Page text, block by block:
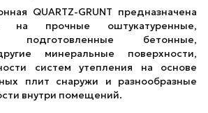
QUARTZ-GRUNT предназначена
на прочные оштукатуренные,
подготовленные бетонные,
минеральные поверхности,
систем утепления на основе
плит снаружи и разнообразные
внутри помещений.